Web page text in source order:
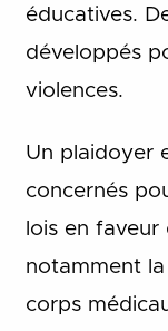
éducatives.
développés
violences.
Un plaidoyer
concernés
lois en
notamment
corps